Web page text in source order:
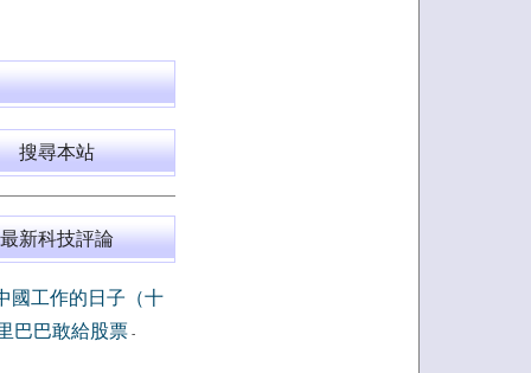
搜尋本站
最新科技評論
國工作的日子（十
巴巴敢給股票-